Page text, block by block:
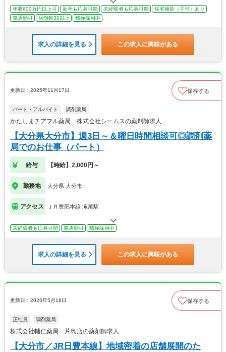
年収600万円以上可 新卒も応募可能 未経験者も応募可能
住宅補助（手当）あり
車通勤可
店舗数30以上 積極採用中
求人の詳細を見る この求人に興味がある
更新日：2025年11月17日 保存する
パート・アルバイト 調剤薬局
かたしまチアフル薬局 株式会社シームスの薬剤師求人
【大分県大分市】週3日～＆曜日時間相談可◎調剤薬
局でのお仕事（パート）
給与 【時給】2,000円～
勤務地 大分県 大分市
アクセス ＪＲ豊肥本線 滝尾駅
未経験者も応募可能 車通勤可 積極採用中
求人の詳細を見る この求人に興味がある
更新日：2026年5月18日 保存する
正社員 調剤薬局
株式会社輔仁薬局 片島店の薬剤師求人
【大分市／JR日豊本線】地域密着の店舗展開のた